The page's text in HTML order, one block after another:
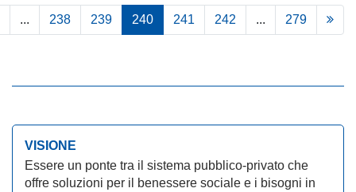
... 238 239 240 241 242 ... 279
VISIONE
Essere un ponte tra il sistema pubblico-privato che
offre soluzioni per il benessere sociale e i bisogni in